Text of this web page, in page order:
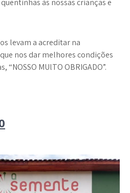
levam a acreditar na
nos dar melhores condições
MUlTO OBRIGADO”.